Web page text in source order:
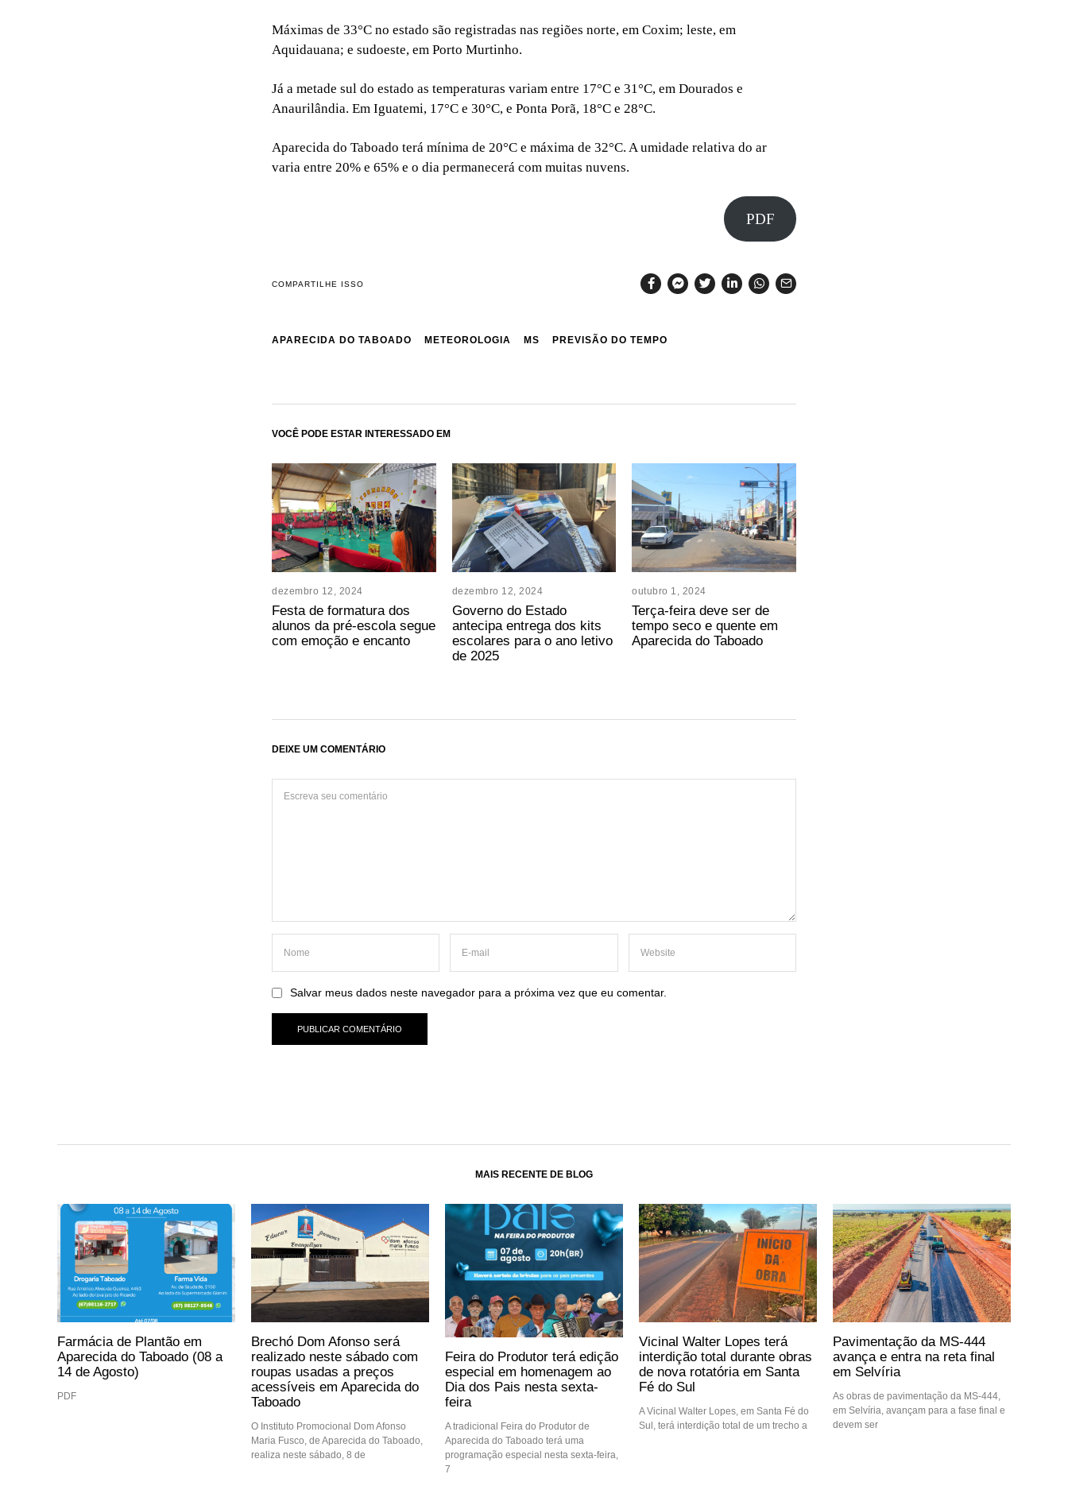
Máximas de 33°C no estado são registradas nas regiões norte, em Coxim; leste, em
Aquidauana; e sudoeste, em Porto Murtinho.
Já a metade sul do estado as temperaturas variam entre 17°C e 31°C, em Dourados e
Anaurilândia. Em Iguatemi, 17°C e 30°C, e Ponta Porã, 18°C e 28°C.
Aparecida do Taboado terá mínima de 20°C e máxima de 32°C. A umidade relativa do ar
varia entre 20% e 65% e o dia permanecerá com muitas nuvens.
PDF
COMPARTILHE ISSO
APARECIDA DO TABOADO METEOROLOGIA MS PREVISÃO DO TEMPO
VOCÊ PODE ESTAR INTERESSADO EM
dezembro 12, 2024
Festa de formatura dos
alunos da pré-escola segue
com emoção e encanto
dezembro 12, 2024
Governo do Estado
antecipa entrega dos kits
escolares para o ano letivo
de 2025
outubro 1, 2024
Terça-feira deve ser de
tempo seco e quente em
Aparecida do Taboado
DEIXE UM COMENTÁRIO
Salvar meus dados neste navegador para a próxima vez que eu comentar.
MAIS RECENTE DE BLOG
Farmácia de Plantão em
Aparecida do Taboado (08 a
14 de Agosto)
PDF
Brechó Dom Afonso será
realizado neste sábado com
roupas usadas a preços
acessíveis em Aparecida do
Taboado
O Instituto Promocional Dom Afonso
Maria Fusco, de Aparecida do Taboado,
realiza neste sábado, 8 de
Feira do Produtor terá edição
especial em homenagem ao
Dia dos Pais nesta sexta-
feira
A tradicional Feira do Produtor de
Aparecida do Taboado terá uma
programação especial nesta sexta-feira,
7
Vicinal Walter Lopes terá
interdição total durante obras
de nova rotatória em Santa
Fé do Sul
A Vicinal Walter Lopes, em Santa Fé do
Sul, terá interdição total de um trecho a
Pavimentação da MS-444
avança e entra na reta final
em Selvíria
As obras de pavimentação da MS-444,
em Selvíria, avançam para a fase final e
devem ser